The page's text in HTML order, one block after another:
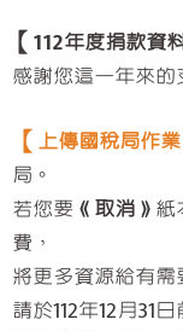
【112年度捐款資
感謝您這一年來
【上傳國稅局作業
局。
若您要 《取消》 紙
費，
將更多資源給有需
請於112年12月31